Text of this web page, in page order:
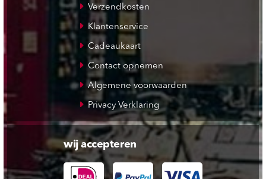
Verzendkosten
Klantenservice
Cadeaukaart
Contact opnemen
Algemene voorwaarden
Privacy Verklaring
wij accepteren